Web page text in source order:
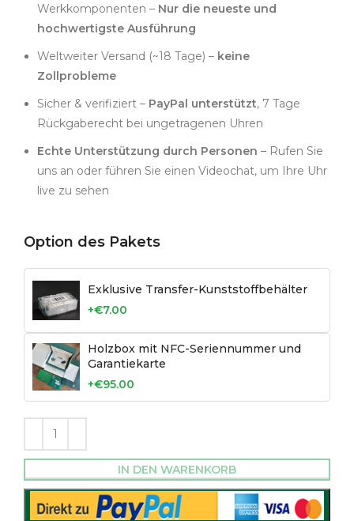
Werkkomponenten – Nur die neueste und
hochwertigste Ausführung
Weltweiter Versand (~18 Tage) – keine
Zollprobleme
Sicher & verifiziert – PayPal unterstützt, 7 Tage
Rückgaberecht bei ungetragenen Uhren
Echte Unterstützung durch Personen – Rufen Sie
uns an oder führen Sie einen Videochat, um Ihre Uhr
live zu sehen
Option des Pakets
Exklusive Transfer-Kunststoffbehälter
+€7.00
Holzbox mit NFC-Seriennummer und
Garantiekarte
+€95.00
IN DEN WARENKORB